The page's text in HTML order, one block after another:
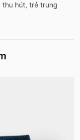
thu hút, trẻ trung